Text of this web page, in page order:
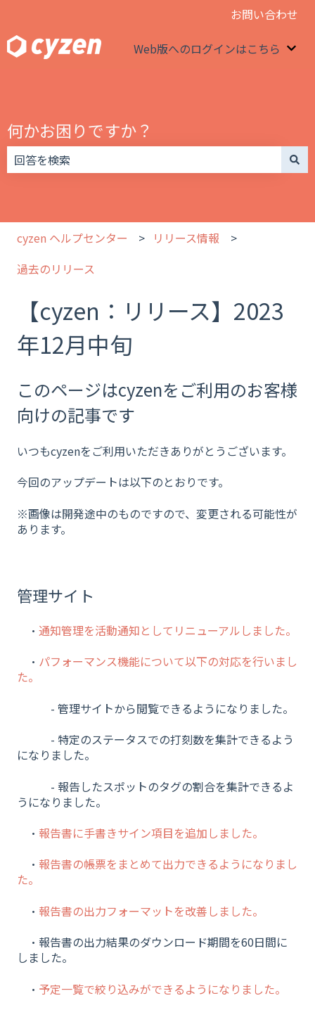
お問い合わせ
Web版へのログインはこちら
何かお困りですか？
cyzen ヘルプセンター
リリース情報
過去のリリース
【cyzen：リリース】2023
年12月中旬
このページはcyzenをご利用のお客様
向けの記事です
いつもcyzenをご利用いただきありがとうございます。
今回のアップデートは以下のとおりです。
※画像は開発途中のものですので、変更される可能性が
あります。
管理サイト
・ 通知管理を活動通知としてリニューアルしました。
・ パフォーマンス機能について以下の対応を行いまし
た。
- 管理サイトから閲覧できるようになりました。
- 特定のステータスでの打刻数を集計できるよう
になりました。
- 報告したスポットのタグの割合を集計できるよ
うになりました。
・ 報告書に手書きサイン項目を追加しました。
・ 報告書の帳票をまとめて出力できるようになりまし
た。
・ 報告書の出力フォーマットを改善しました。
・報告書の出力結果のダウンロード期間を60日間に
しました。
・ 予定一覧で絞り込みができるようになりました。